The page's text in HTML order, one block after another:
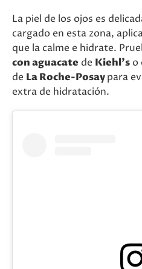
La piel de los ojos es
cargado en esta zona,
que la calme e hidrate.
con aguacate de Kiehl’s o
de La Roche-Posaypara
extra de hidratación.